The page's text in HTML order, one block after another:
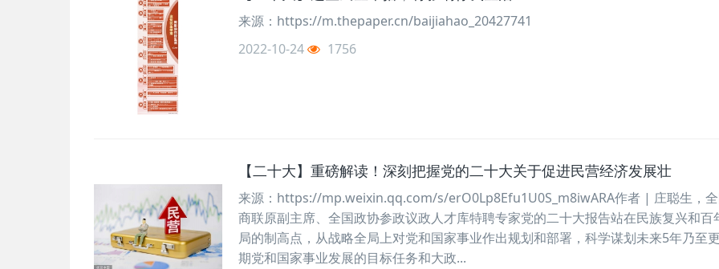
来源：https://m.thepaper.cn/baijiahao_20427741
2022-10-24
1756
【二十大】重磅解读！深刻把握党的二十大关于促进民营经济发展壮
来源：https://mp.weixin.qq.com/s/erO0Lp8Efu1U0S_m8iwARA作者 | 庄聪生，
商联原副主席、全国政协参政议政人才库特聘专家党的二十大报告站在民族复兴和百
局的制高点，从战略全局上对党和国家事业作出规划和部署，科学谋划未来5年乃至
期党和国家事业发展的目标任务和大政...